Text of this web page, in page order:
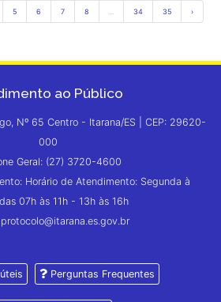
5 6 7 8 34 35 ›
ao Público
Nº 65 Centro - Itarana/ES | CEP: 29620-
000
Geral: (27) 3720-4600
Horário de Atendimento: Segunda à
07h às 11h - 13h às 16h
Perguntas Frequentes